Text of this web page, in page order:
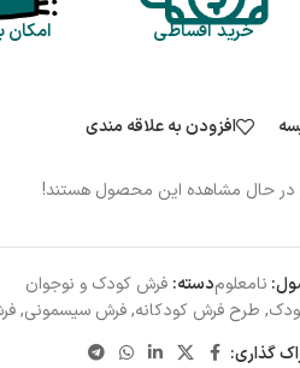
خرید اقساطی
افزودن به علاقه مندی
در حال مشاهده این محصول هستند!
نامعلومدسته: فرش کودک و نوجوان
, طرح فرش کودکانه,فرش سیسمونی,
گذاری: